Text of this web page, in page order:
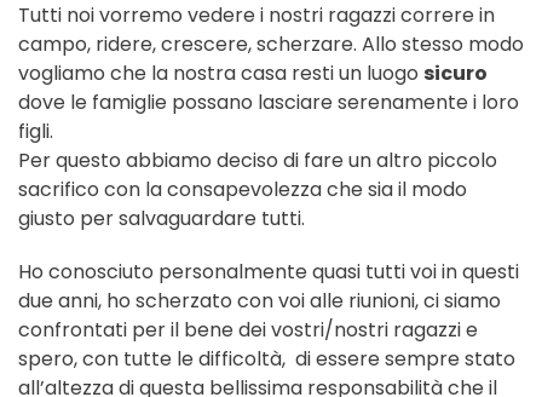
Tutti noi vorremo vedere i nostri ragazzi correre in
campo, ridere, crescere, scherzare. Allo stesso modo
vogliamo che la nostra casa resti un luogo sicuro
dove le famiglie possano lasciare serenamente i loro
figli.
Per questo abbiamo deciso di fare un altro piccolo
sacrifico con la consapevolezza che sia il modo
giusto per salvaguardare tutti.
Ho conosciuto personalmente quasi tutti voi in questi
due anni, ho scherzato con voi alle riunioni, ci siamo
confrontati per il bene dei vostri/nostri ragazzi e
spero, con tutte le difficoltà, di essere sempre stato
all’altezza di questa bellissima responsabilità che il